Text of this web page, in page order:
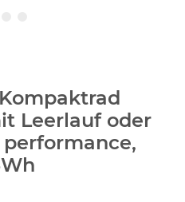
Leerlauf oder